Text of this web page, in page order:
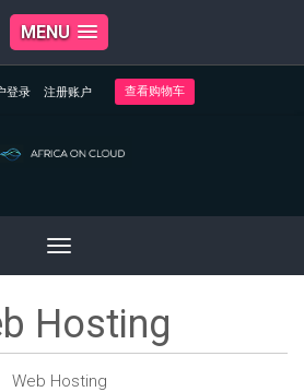
MENU
登录 注册账户 查看购物车
Toggle
navigation
Hosting
Web Hosting